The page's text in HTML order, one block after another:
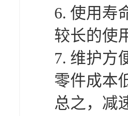
6. 使用寿
较长的使
7. 维护方
零件成本
总之，减